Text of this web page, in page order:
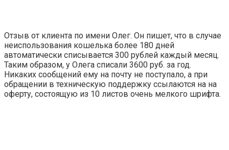
Отзыв от клиента по имени Олег. Он пишет, что в случае
неиспользования кошелька более 180 дней
автоматически списывается 300 рублей каждый месяц.
Таким образом, у Олега списали 3600 руб. за год.
Никаких сообщений ему на почту не поступало, а при
обращении в техническую поддержку ссылаются на на
оферту, состоящую из 10 листов очень мелкого шрифта.